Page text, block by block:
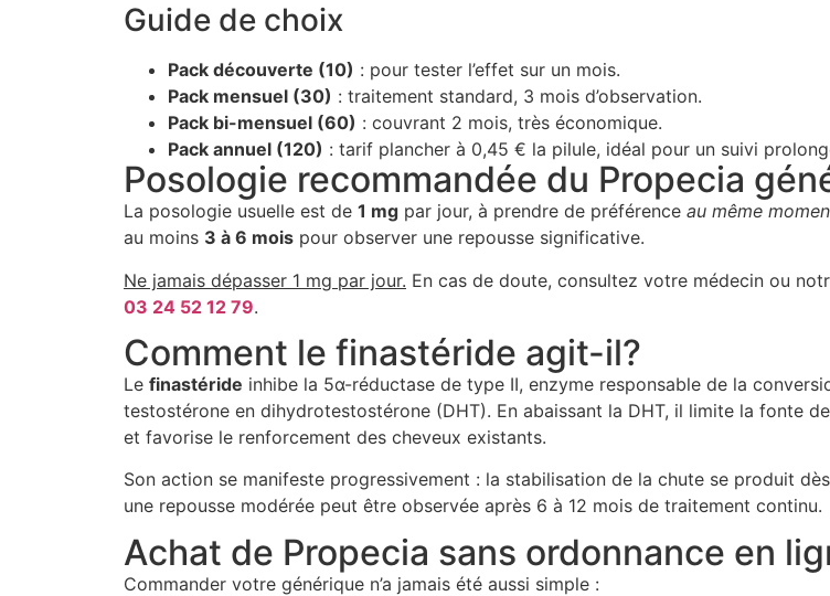
Guide de choix
Pack découverte (10) : pour tester l’effet sur un mois.
Pack mensuel (30) : traitement standard, 3 mois d’observation.
Pack bi-mensuel (60) : couvrant 2 mois, très économique.
Pack annuel (120) : tarif plancher à 0,45 € la pilule, idéal pour un suivi
Posologie recommandée du Propecia
La posologie usuelle est de 1 mg par jour, à prendre de préférence au même
au moins 3 à 6 mois pour observer une repousse significative.
Ne jamais dépasser 1 mg par jour. En cas de doute, consultez votre médecin ou
03 24 52 12 79.
Comment le finastéride agit-il?
Le finastéride inhibe la 5α-réductase de type II, enzyme responsable de la
testostérone en dihydrotestostérone (DHT). En abaissant la DHT, il limite la fonte
et favorise le renforcement des cheveux existants.
Son action se manifeste progressivement : la stabilisation de la chute se produit
une repousse modérée peut être observée après 6 à 12 mois de traitement continu.
Achat de Propecia sans ordonnance en
Commander votre générique n’a jamais été aussi simple :